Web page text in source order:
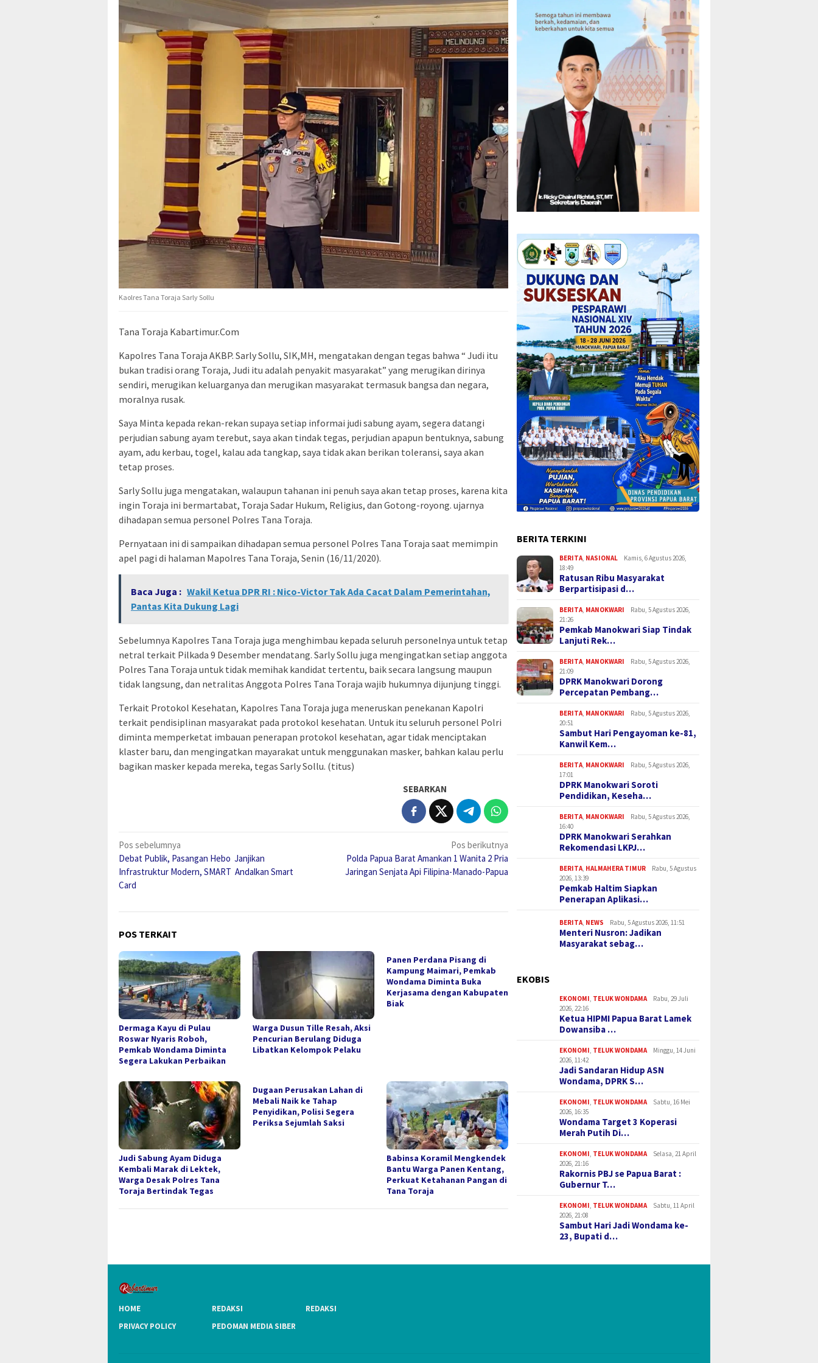
Kaolres Tana Toraja Sarly Sollu
Tana Toraja Kabartimur.Com
Kapolres Tana Toraja AKBP. Sarly Sollu, SIK,MH, mengatakan dengan tegas bahwa “ Judi itu
bukan tradisi orang Toraja, Judi itu adalah penyakit masyarakat” yang merugikan dirinya
sendiri, merugikan keluarganya dan merugikan masyarakat termasuk bangsa dan negara,
moralnya rusak.
Saya Minta kepada rekan-rekan supaya setiap informai judi sabung ayam, segera datangi
perjudian sabung ayam terebut, saya akan tindak tegas, perjudian apapun bentuknya, sabung
ayam, adu kerbau, togel, kalau ada tangkap, saya tidak akan berikan toleransi, saya akan
tetap proses.
Sarly Sollu juga mengatakan, walaupun tahanan ini penuh saya akan tetap proses, karena kita
ingin Toraja ini bermartabat, Toraja Sadar Hukum, Religius, dan Gotong-royong. ujarnya
dihadapan semua personel Polres Tana Toraja.
Pernyataan ini di sampaikan dihadapan semua personel Polres Tana Toraja saat memimpin
apel pagi di halaman Mapolres Tana Toraja, Senin (16/11/2020).
Baca Juga : Wakil Ketua DPR RI : Nico-Victor Tak Ada Cacat Dalam Pemerintahan,
Pantas Kita Dukung Lagi
Sebelumnya Kapolres Tana Toraja juga menghimbau kepada seluruh personelnya untuk tetap
netral terkait Pilkada 9 Desember mendatang. Sarly Sollu juga mengingatkan setiap anggota
Polres Tana Toraja untuk tidak memihak kandidat tertentu, baik secara langsung maupun
tidak langsung, dan netralitas Anggota Polres Tana Toraja wajib hukumnya dijunjung tinggi.
Terkait Protokol Kesehatan, Kapolres Tana Toraja juga meneruskan penekanan Kapolri
terkait pendisiplinan masyarakat pada protokol kesehatan. Untuk itu seluruh personel Polri
diminta memperketat imbauan penerapan protokol kesehatan, agar tidak menciptakan
klaster baru, dan mengingatkan mayarakat untuk menggunakan masker, bahkan kalau perlu
bagikan masker kepada mereka, tegas Sarly Sollu. (titus)
SEBARKAN
Navigasi
pos
Pos sebelumnya
Debat Publik, Pasangan Hebo Janjikan
Infrastruktur Modern, SMART Andalkan Smart
Card
Pos berikutnya
Polda Papua Barat Amankan 1 Wanita 2 Pria
Jaringan Senjata Api Filipina-Manado-Papua
POS TERKAIT
Dermaga Kayu di Pulau
Roswar Nyaris Roboh,
Pemkab Wondama Diminta
Segera Lakukan Perbaikan
Warga Dusun Tille Resah, Aksi
Pencurian Berulang Diduga
Libatkan Kelompok Pelaku
Panen Perdana Pisang di
Kampung Maimari, Pemkab
Wondama Diminta Buka
Kerjasama dengan Kabupaten
Biak
Judi Sabung Ayam Diduga
Kembali Marak di Lektek,
Warga Desak Polres Tana
Toraja Bertindak Tegas
Dugaan Perusakan Lahan di
Mebali Naik ke Tahap
Penyidikan, Polisi Segera
Periksa Sejumlah Saksi
Babinsa Koramil Mengkendek
Bantu Warga Panen Kentang,
Perkuat Ketahanan Pangan di
Tana Toraja
BERITA TERKINI
BERITA NASIONAL
Kamis, 6 Agustus 2026,
18:49
Ratusan Ribu Masyarakat
Berpartisipasi d…
BERITA MANOKWARI
Rabu, 5 Agustus 2026,
21:26
Pemkab Manokwari Siap Tindak
Lanjuti Rek…
BERITA MANOKWARI
Rabu, 5 Agustus 2026,
21:09
DPRK Manokwari Dorong
Percepatan Pembang…
BERITA MANOKWARI
Rabu, 5 Agustus 2026,
20:51
Sambut Hari Pengayoman ke-81,
Kanwil Kem…
BERITA MANOKWARI
Rabu, 5 Agustus 2026,
17:01
DPRK Manokwari Soroti
Pendidikan, Keseha…
BERITA MANOKWARI
Rabu, 5 Agustus 2026,
16:40
DPRK Manokwari Serahkan
Rekomendasi LKPJ…
BERITA HALMAHERA TIMUR
Rabu, 5 Agustus
2026, 13:39
Pemkab Haltim Siapkan
Penerapan Aplikasi…
BERITA NEWS Rabu, 5 Agustus 2026, 11:51
Menteri Nusron: Jadikan
Masyarakat sebag…
EKOBIS
EKONOMI TELUK WONDAMA
Rabu, 29 Juli
2026, 22:16
Ketua HIPMI Papua Barat Lamek
Dowansiba …
EKONOMI TELUK WONDAMA
Minggu, 14 Juni
2026, 11:42
Jadi Sandaran Hidup ASN
Wondama, DPRK S…
EKONOMI TELUK WONDAMA
Sabtu, 16 Mei
2026, 16:35
Wondama Target 3 Koperasi
Merah Putih Di…
EKONOMI TELUK WONDAMA
Selasa, 21 April
2026, 21:16
Rakornis PBJ se Papua Barat :
Gubernur T…
EKONOMI TELUK WONDAMA
Sabtu, 11 April
2026, 21:08
Sambut Hari Jadi Wondama ke-
23, Bupati d…
HOME REDAKSI
REDAKSI
PRIVACY POLICY
PEDOMAN MEDIA SIBER